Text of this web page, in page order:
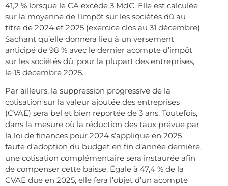
41,2 % lorsque le CA excède 3 Md€. Elle est calculée
sur la moyenne de l’impôt sur les sociétés dû au
titre de 2024 et 2025 (exercice clos au 31 décembre).
Sachant qu’elle donnera lieu à un versement
anticipé de 98 % avec le dernier acompte d’impôt
sur les sociétés dû, pour la plupart des entreprises,
le 15 décembre 2025.
Par ailleurs, la suppression progressive de la
cotisation sur la valeur ajoutée des entreprises
(CVAE) sera bel et bien reportée de 3 ans. Toutefois,
dans la mesure où la réduction des taux prévue par
la loi de finances pour 2024 s’applique en 2025
faute d’adoption du budget en fin d’année dernière,
une cotisation complémentaire sera instaurée afin
de compenser cette baisse. Égale à 47,4 % de la
CVAE due en 2025, elle fera l’objet d’un acompte